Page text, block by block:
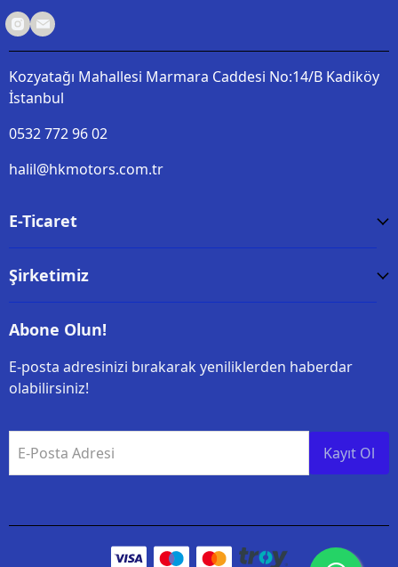
Kozyatağı Mahallesi Marmara Caddesi No:14/B Kadiköy
İstanbul
0532 772 96 02
halil@hkmotors.com.tr
E-Ticaret
Şirketimiz
Abone Olun!
E-posta adresinizi bırakarak yeniliklerden haberdar
olabilirsiniz!
E-Posta Adresi Kayıt Ol